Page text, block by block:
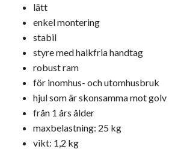
lätt
enkel montering
stabil
styre med halkfria handtag
robust ram
för inomhus- och utomhusbruk
hjul som är skonsamma mot golv
från 1 års ålder
maxbelastning: 25 kg
vikt: 1,2 kg